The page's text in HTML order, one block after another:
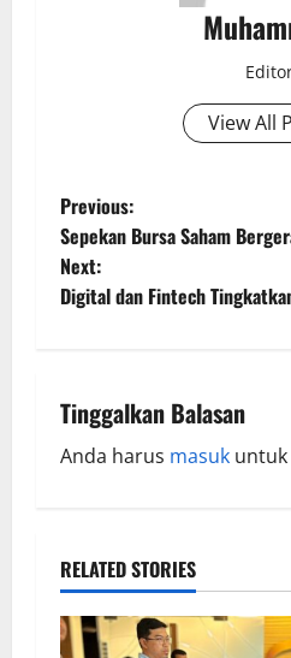
View All
Previous:
Sepekan Bursa Saham
Next:
Digital dan Fintech
Tinggalkan Balasan
Anda harus masuk
RELATED STORIES